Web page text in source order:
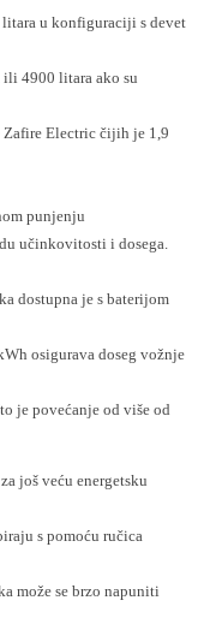
u konfiguraciji s devet
ili 4900 litara ako su
Electric čijih je 1,9
punjenju
učinkovitosti i dosega.
dostupna je s baterijom
osigurava doseg vožnje
je povećanje od više od
još veću energetsku
s pomoću ručica
može se brzo napuniti